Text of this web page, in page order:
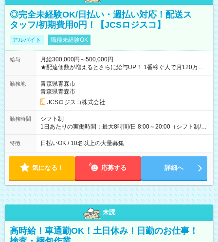
◎完全未経験OK/日払い・週払い対応！配送ス
タッフ/初期費用0円！【JCSロジスコ】
アルバイト 職種未経験OK
給与
月給300,000円～500,000円
★配達個数が増えるとさらに給与UP！ 1番稼ぐ人で月120万ほ
ど！ ・主要都市エリア 月収55万円／週5日稼働 月収65万~112
万円／週6日稼働 ・地方郊外エリア 月収40万円／週5日稼働 月
収40万円~50万円／週6日稼働 ＜モデルイメージ＞ ■月収50万
円 (27歳男性/江東区在住)※元建築関係 1日150個配達×25日勤務
(日休み) ■月収80万円(43歳男性/墨田区在住)※元営業 1日200個
勤務地
青森県青森市
青森県青森市
JCSロジスコ株式会社
勤務時間
シフト制
1日あたりの実働時間：最大8時間/日 8:00～20:00（シフト制/実
働8時間） ※週5日勤務（場所次第では週4も有り） ※配達状況
によって時間外での勤務可能性有り ※案件により多少の前後あ
特徴 日払いOK / 10名以上の大量募集
気になる！ 応募する 詳細へ
未読
高時給！車通勤OK！土日休み！日勤のお仕事！